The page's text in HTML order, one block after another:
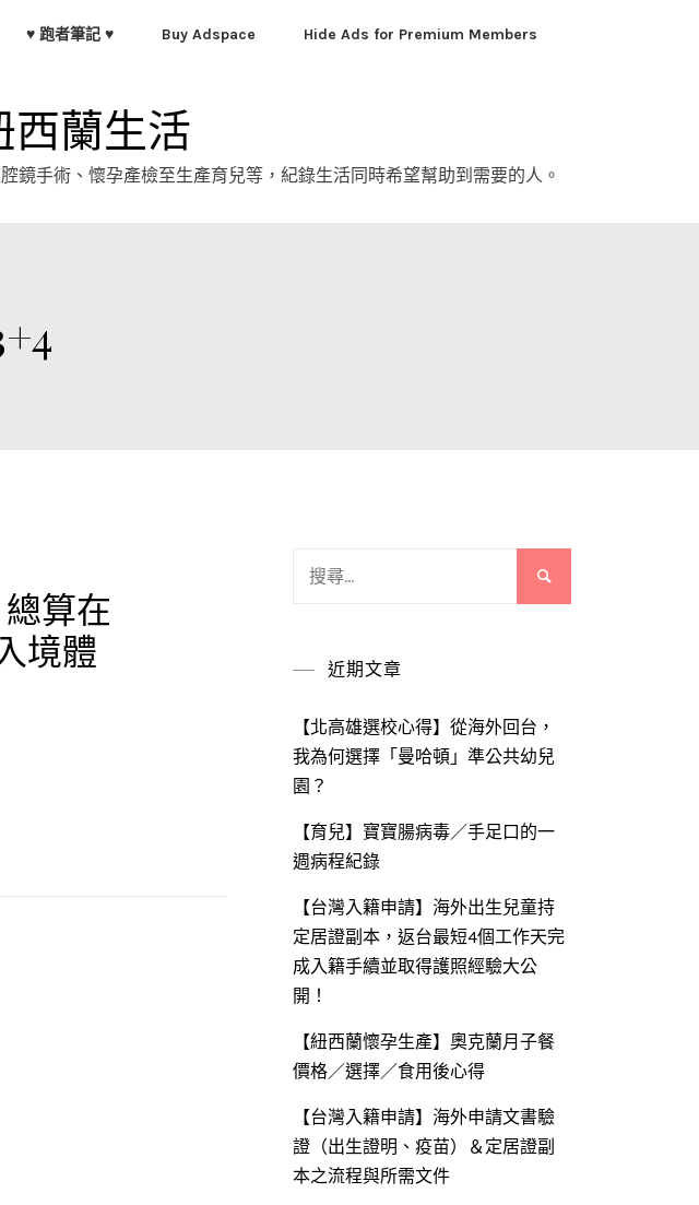
♥ 跑者筆記 ♥ Buy Adspace Hide Ads for Premium Members
西蘭生活
手術、懷孕產檢至生產育兒等，紀錄生活同時希望幫助到需要的人。
算在
境體
近期文章
【北高雄選校心得】從海外回台，
我為何選擇「曼哈頓」準公共幼兒
園？
【育兒】寶寶腸病毒／手足口的一
週病程紀錄
【台灣入籍申請】海外出生兒童持
定居證副本，返台最短4個工作天完
成入籍手續並取得護照經驗大公
開！
【紐西蘭懷孕生產】奧克蘭月子餐
價格／選擇／食用後心得
【台灣入籍申請】海外申請文書驗
證（出生證明、疫苗）＆定居證副
本之流程與所需文件